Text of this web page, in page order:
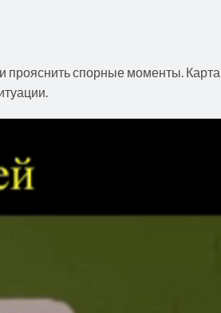
прояснить спорные моменты. Карта